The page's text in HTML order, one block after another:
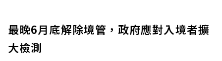
最晚6月底解除境管，政府應對入境者擴
大檢測